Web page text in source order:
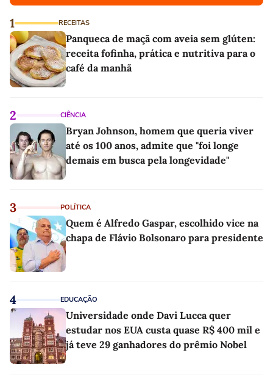
1 RECEITAS
Panqueca de maçã com aveia sem glúten:
receita fofinha, prática e nutritiva para o
café da manhã
2 CIÊNCIA
Bryan Johnson, homem que queria viver
até os 100 anos, admite que "foi longe
demais em busca pela longevidade"
3 POLÍTICA
Quem é Alfredo Gaspar, escolhido vice na
chapa de Flávio Bolsonaro para presidente
4 EDUCAÇÃO
Universidade onde Davi Lucca quer
estudar nos EUA custa quase R$ 400 mil e
já teve 29 ganhadores do prêmio Nobel